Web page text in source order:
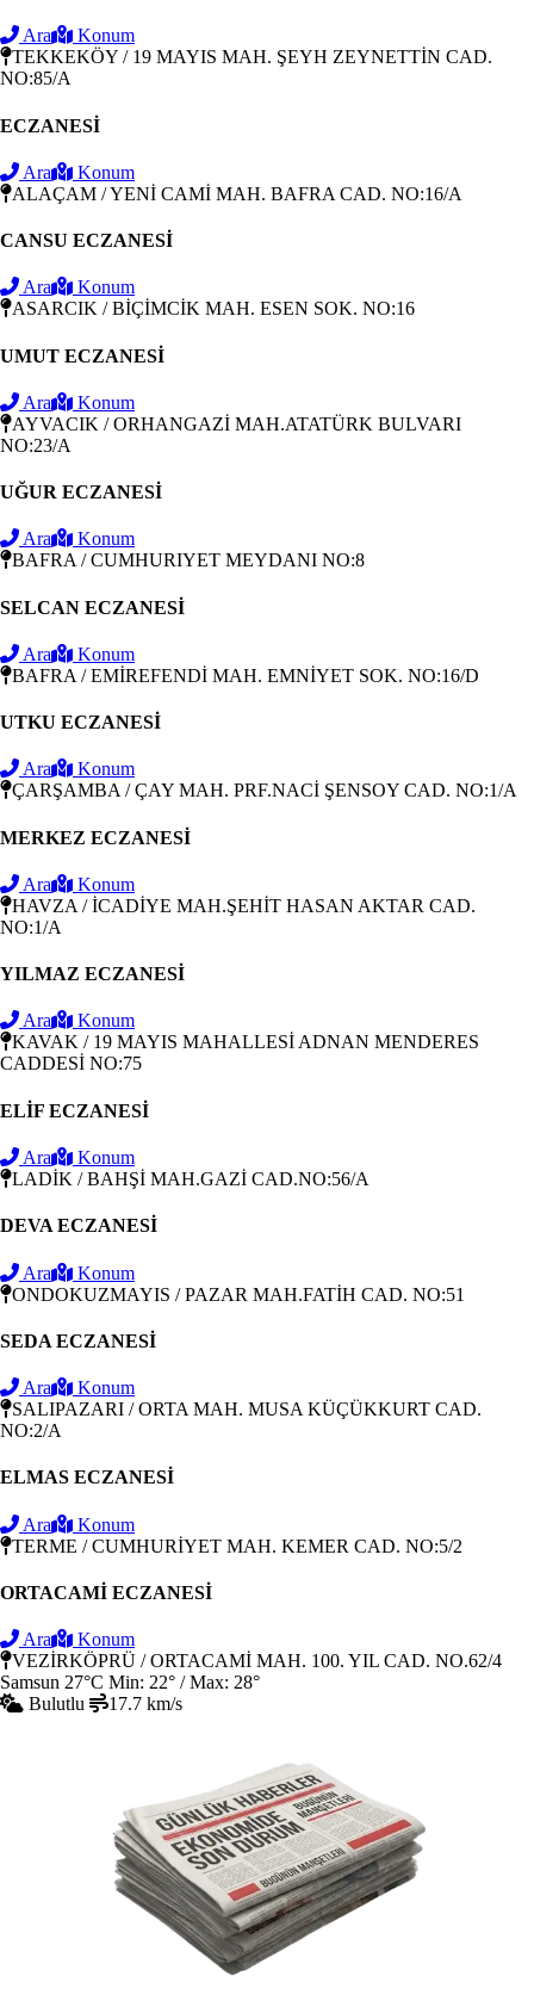
Ara
Konum
TEKKEKÖY / 19 MAYIS MAH. ŞEYH ZEYNETTİN CAD.
NO:85/A
ECZANESİ
Ara
Konum
ALAÇAM / YENİ CAMİ MAH. BAFRA CAD. NO:16/A
CANSU ECZANESİ
Ara
Konum
ASARCIK / BİÇİMCİK MAH. ESEN SOK. NO:16
UMUT ECZANESİ
Ara
Konum
AYVACIK / ORHANGAZİ MAH.ATATÜRK BULVARI
NO:23/A
UĞUR ECZANESİ
Ara
Konum
BAFRA / CUMHURIYET MEYDANI NO:8
SELCAN ECZANESİ
Ara
Konum
BAFRA / EMİREFENDİ MAH. EMNİYET SOK. NO:16/D
UTKU ECZANESİ
Ara
Konum
ÇARŞAMBA / ÇAY MAH. PRF.NACİ ŞENSOY CAD. NO:1/A
MERKEZ ECZANESİ
Ara
Konum
HAVZA / İCADİYE MAH.ŞEHİT HASAN AKTAR CAD.
NO:1/A
YILMAZ ECZANESİ
Ara
Konum
KAVAK / 19 MAYIS MAHALLESİ ADNAN MENDERES
CADDESİ NO:75
ELİF ECZANESİ
Ara
Konum
LADİK / BAHŞİ MAH.GAZİ CAD.NO:56/A
DEVA ECZANESİ
Ara
Konum
ONDOKUZMAYIS / PAZAR MAH.FATİH CAD. NO:51
SEDA ECZANESİ
Ara
Konum
SALIPAZARI / ORTA MAH. MUSA KÜÇÜKKURT CAD.
NO:2/A
ELMAS ECZANESİ
Ara
Konum
TERME / CUMHURİYET MAH. KEMER CAD. NO:5/2
ORTACAMİ ECZANESİ
Ara
Konum
VEZİRKÖPRÜ / ORTACAMİ MAH. 100. YIL CAD. NO.62/4
Samsun 27°C Min: 22° / Max: 28°
Bulutlu
17.7 km/s